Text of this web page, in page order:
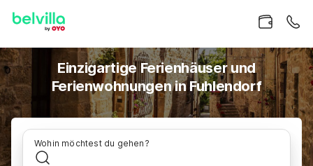
Einzigartige Ferienhäuser und
Ferienwohnungen in Fuhlendorf
Wohin möchtest du gehen?